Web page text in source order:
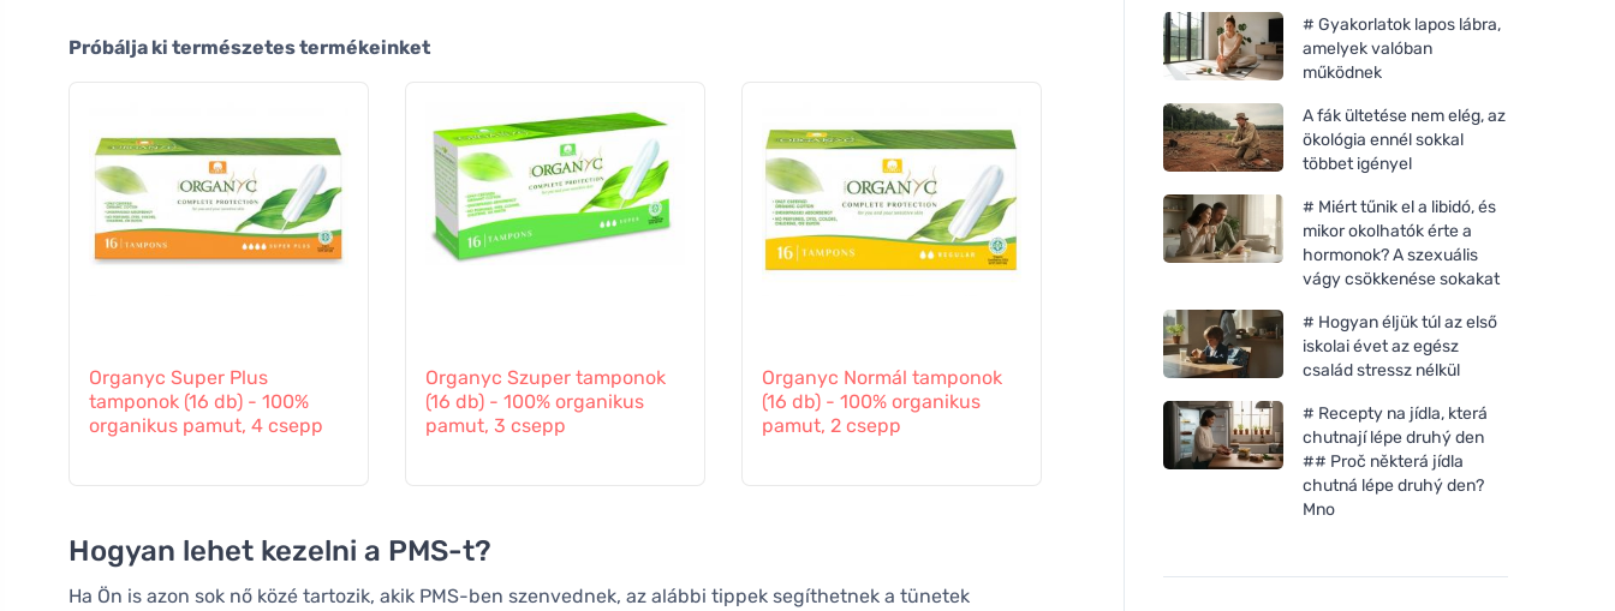
Próbálja ki természetes termékeinket
Organyc Super Plus
tamponok (16 db) - 100%
organikus pamut, 4 csepp
Organyc Szuper tamponok
(16 db) - 100% organikus
pamut, 3 csepp
Organyc Normál tamponok
(16 db) - 100% organikus
pamut, 2 csepp
Organyc Tamponok
applikátorral Super (14 db) -
100% bio-pamut, 3 csepp
Organyc Tamponok
applikátorral
- 100% bio-pamut,
Hogyan lehet kezelni a PMS-t?
Ha Ön is azon sok nő közé tartozik, akik PMS-ben szenvednek, az alábbi tippek segíthetnek a tünetek
# Gyakorlatok lapos lábra,
amelyek valóban
működnek
A fák ültetése nem elég, az
ökológia ennél sokkal
többet igényel
# Miért tűnik el a libidó, és
mikor okolhatók érte a
hormonok? A szexuális
vágy csökkenése sokakat
# Hogyan éljük túl az első
iskolai évet az egész
család stressz nélkül
# Recepty na jídla, která
chutnají lépe druhý den
## Proč některá jídla
chutná lépe druhý den?
Mno